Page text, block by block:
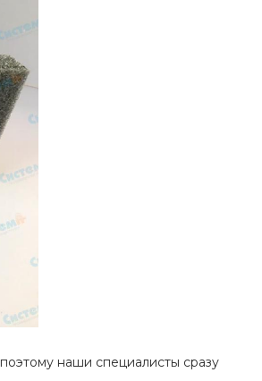
наши специалисты сразу